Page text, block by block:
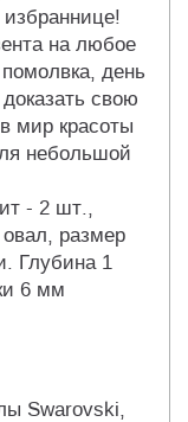
на любое
день
свою
мир красоты
небольшой
- 2 шт.,
размер
Глубина 1
6 мм
Swarovski,